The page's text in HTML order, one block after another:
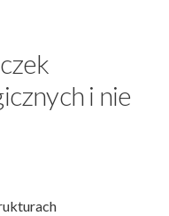
i nie